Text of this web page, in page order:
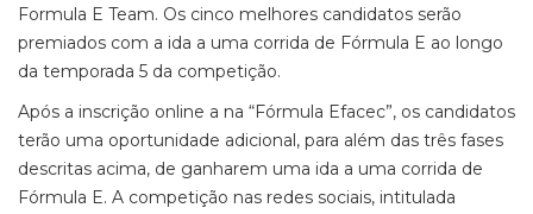
Formula E Team. Os cinco melhores candidatos serão
premiados com a ida a uma corrida de Fórmula E ao longo
da temporada 5 da competição.
Após a inscrição online a na “Fórmula Efacec”, os candidatos
terão uma oportunidade adicional, para além das três fases
descritas acima, de ganharem uma ida a uma corrida de
Fórmula E. A competição nas redes sociais, intitulada